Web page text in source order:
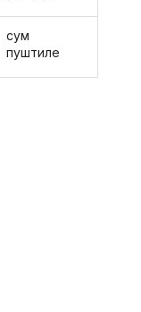
сум
пуштиле